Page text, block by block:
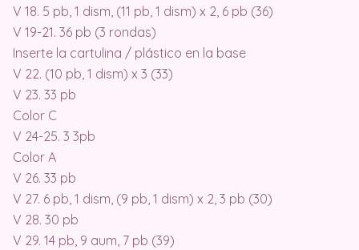
V 18. 5 pb, 1 dism, (11 pb, 1 dism) x 2, 6 pb (36)
V 19-21. 36 pb (3 rondas)
Inserte la cartulina / plástico en la base
V 22. (10 pb, 1 dism) x 3 (33)
V 23. 33 pb
Color C
V 24-25. 3 3pb
Color A
V 26. 33 pb
V 27. 6 pb, 1 dism, (9 pb, 1 dism) x 2, 3 pb (30)
V 28. 30 pb
V 29. 14 pb, 9 aum, 7 pb (39)